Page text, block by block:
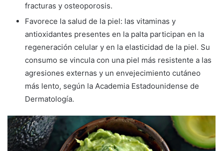
fracturas y osteoporosis.
Favorece la salud de la piel: las vitaminas y
antioxidantes presentes en la palta participan en la
regeneración celular y en la elasticidad de la piel. Su
consumo se vincula con una piel más resistente a las
agresiones externas y un envejecimiento cutáneo
más lento, según la Academia Estadounidense de
Dermatología.